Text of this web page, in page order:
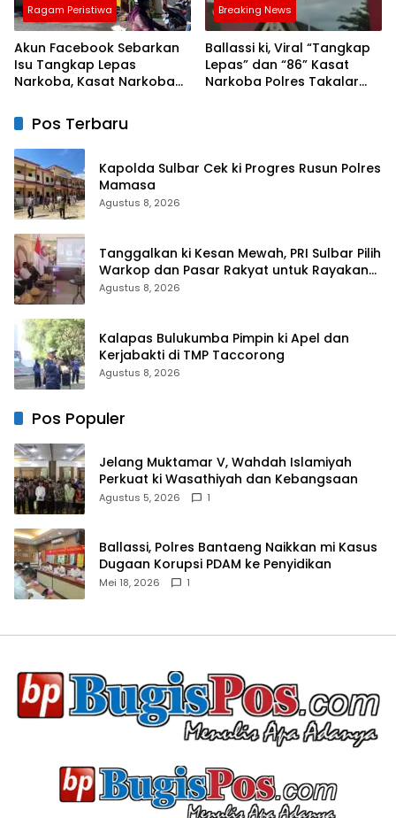
Ragam Peristiwa
Akun Facebook Sebarkan
Isu Tangkap Lepas
Narkoba, Kasat Narkoba
dan Fitnah
Breaking News
Ballassi ki, Viral “Tangkap
Lepas” dan “86” Kasat
Narkoba Polres Takalar
Pos Terbaru
Kapolda Sulbar Cek ki Progres Rusun Polres
Mamasa
Agustus 8, 2026
Tanggalkan ki Kesan Mewah, PRI Sulbar Pilih
Warkop dan Pasar Rakyat untuk Rayakan
HUT Ke-1
Agustus 8, 2026
Kalapas Bulukumba Pimpin ki Apel dan
Kerjabakti di TMP Taccorong
Agustus 8, 2026
Pos Populer
Jelang Muktamar V, Wahdah Islamiyah
Perkuat ki Wasathiyah dan Kebangsaan
Agustus 5, 2026 1
Ballassi, Polres Bantaeng Naikkan mi Kasus
Dugaan Korupsi PDAM ke Penyidikan
Mei 18, 2026 1